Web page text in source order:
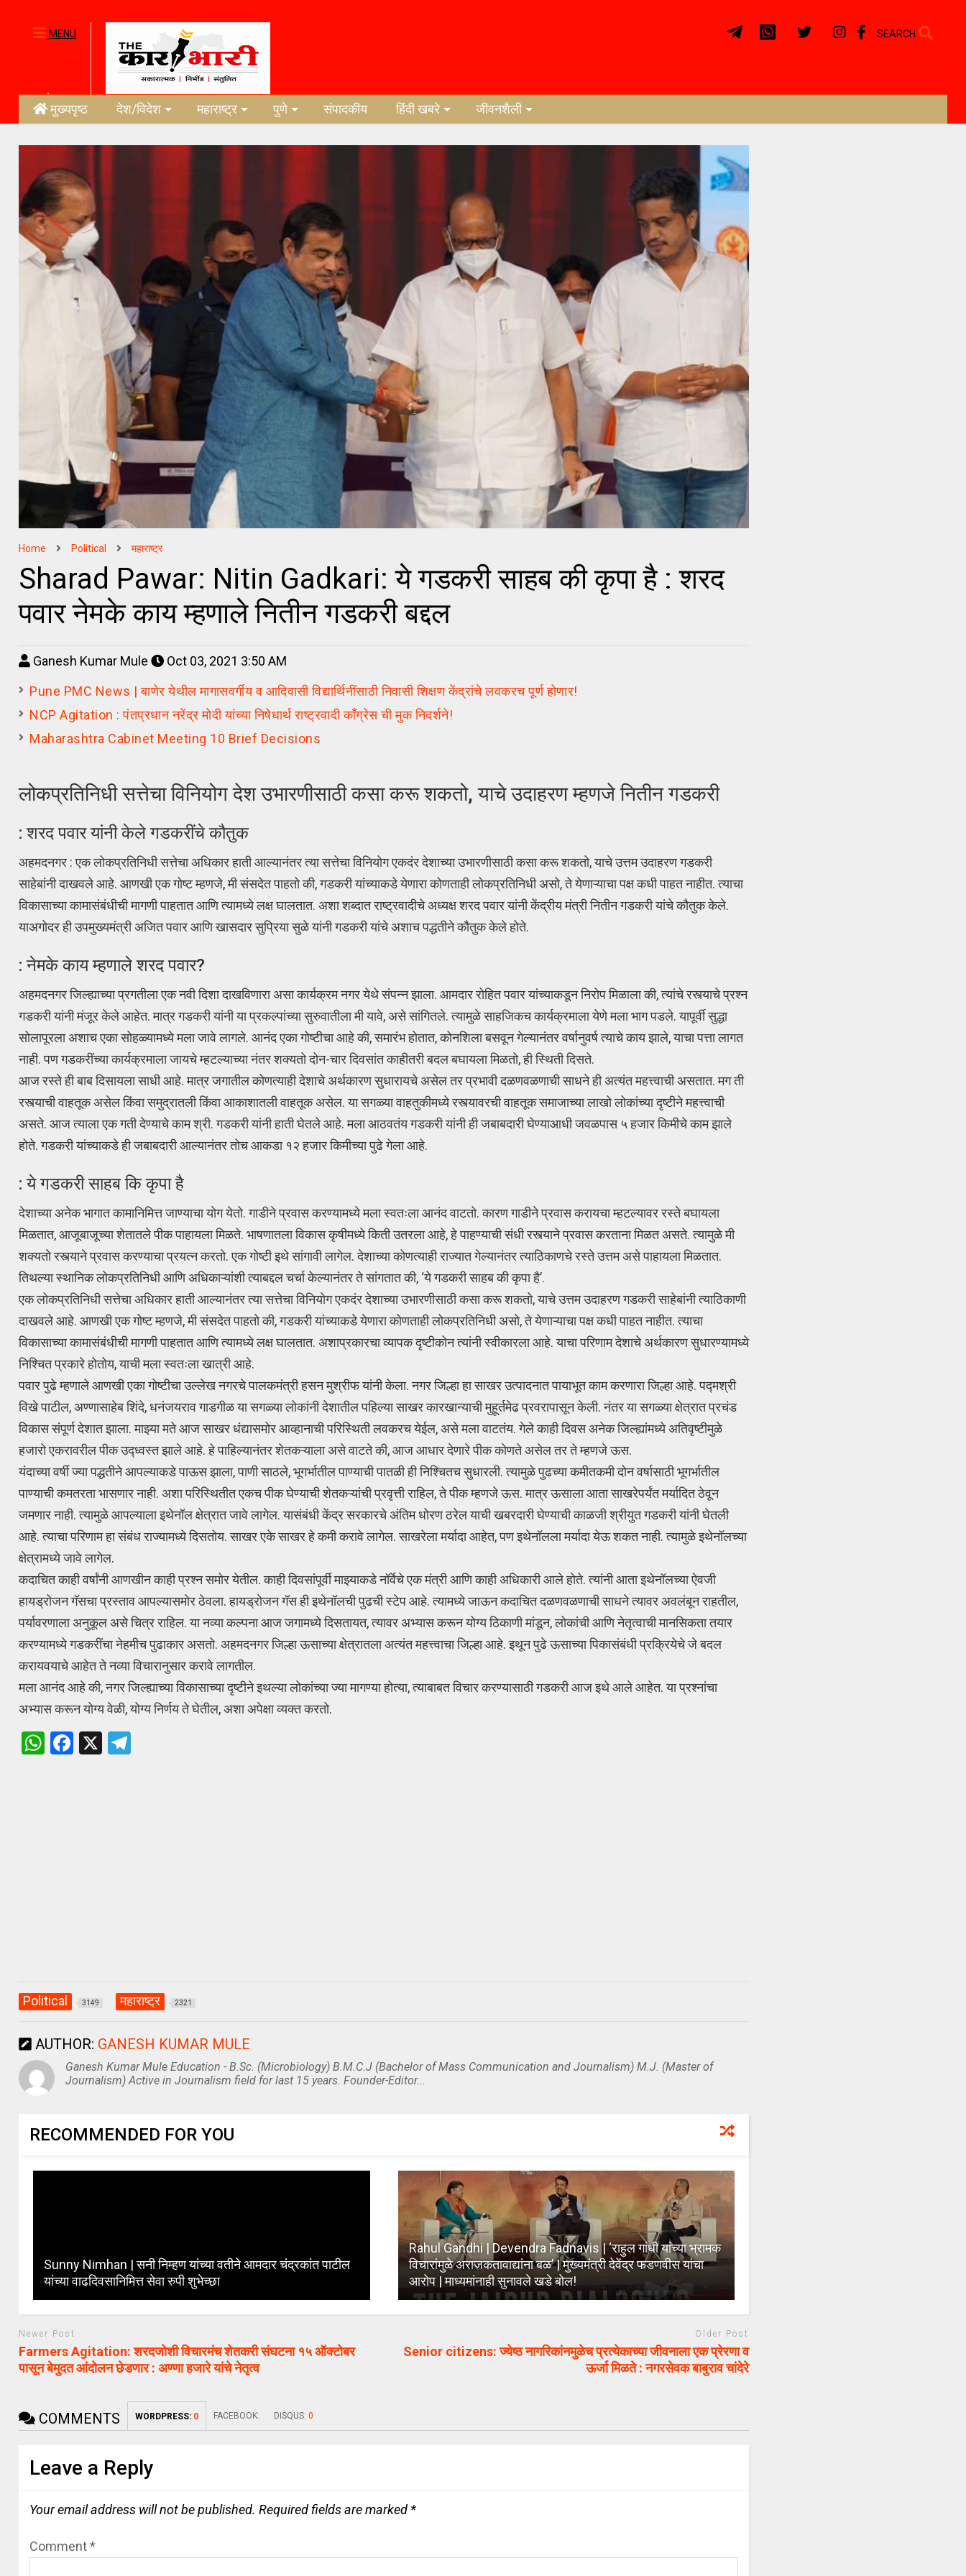
MENU SEARCH
मुख्यपृष्ठ देश/विदेश महाराष्ट्र पुणे संपादकीय हिंदी खबरे जीवनशैली
Home Political महाराष्ट्र
Sharad Pawar: Nitin Gadkari: ये गडकरी साहब की कृपा है : शरद
पवार नेमके काय म्हणाले नितीन गडकरी बद्दल
Ganesh Kumar Mule
Oct 03, 2021 3:50 AM
Pune PMC News | बाणेर येथील मागासवर्गीय व आदिवासी विद्यार्थिनींसाठी निवासी शिक्षण केंद्रांचे लवकरच पूर्ण होणार!
NCP Agitation : पंतप्रधान नरेंद्र मोदी यांच्या निषेधार्थ राष्ट्रवादी काँग्रेस ची मुक निदर्शने!
Maharashtra Cabinet Meeting 10 Brief Decisions
लोकप्रतिनिधी सत्तेचा विनियोग देश उभारणीसाठी कसा करू शकतो, याचे उदाहरण म्हणजे नितीन गडकरी
: शरद पवार यांनी केले गडकरींचे कौतुक
अहमदनगर : एक लोकप्रतिनिधी सत्तेचा अधिकार हाती आल्यानंतर त्या सत्तेचा विनियोग एकदंर देशाच्या उभारणीसाठी कसा करू शकतो, याचे उत्तम उदाहरण गडकरी
साहेबांनी दाखवले आहे. आणखी एक गोष्ट म्हणजे, मी संसदेत पाहतो की, गडकरी यांच्याकडे येणारा कोणताही लोकप्रतिनिधी असो, ते येणाऱ्याचा पक्ष कधी पाहत नाहीत. त्याचा
विकासाच्या कामासंबंधीची मागणी पाहतात आणि त्यामध्ये लक्ष घालतात. अशा शब्दात राष्ट्रवादीचे अध्यक्ष शरद पवार यांनी केंद्रीय मंत्री नितीन गडकरी यांचे कौतुक केले.
याअगोदर ही उपमुख्यमंत्री अजित पवार आणि खासदार सुप्रिया सुळे यांनी गडकरी यांचे अशाच पद्धतीने कौतुक केले होते.
: नेमके काय म्हणाले शरद पवार?
अहमदनगर जिल्ह्याच्या प्रगतीला एक नवी दिशा दाखविणारा असा कार्यक्रम नगर येथे संपन्न झाला. आमदार रोहित पवार यांच्याकडून निरोप मिळाला की, त्यांचे रस्त्याचे प्रश्न
गडकरी यांनी मंजूर केले आहेत. मात्र गडकरी यांनी या प्रकल्पांच्या सुरुवातीला मी यावे, असे सांगितले. त्यामुळे साहजिकच कार्यक्रमाला येणे मला भाग पडले. यापूर्वी सुद्धा
सोलापूरला अशाच एका सोहळ्यामध्ये मला जावे लागले. आनंद एका गोष्टीचा आहे की, समारंभ होतात, कोनशिला बसवून गेल्यानंतर वर्षानुवर्ष त्याचे काय झाले, याचा पत्ता लागत
नाही. पण गडकरींच्या कार्यक्रमाला जायचे म्हटल्याच्या नंतर शक्यतो दोन-चार दिवसांत काहीतरी बदल बघायला मिळतो, ही स्थिती दिसते.
आज रस्ते ही बाब दिसायला साधी आहे. मात्र जगातील कोणत्याही देशाचे अर्थकारण सुधारायचे असेल तर प्रभावी दळणवळणाची साधने ही अत्यंत महत्त्वाची असतात. मग ती
रस्त्याची वाहतूक असेल किंवा समुद्रातली किंवा आकाशातली वाहतूक असेल. या सगळ्या वाहतुकीमध्ये रस्त्यावरची वाहतूक समाजाच्या लाखो लोकांच्या दृष्टीने महत्त्वाची
असते. आज त्याला एक गती देण्याचे काम श्री. गडकरी यांनी हाती घेतले आहे. मला आठवतंय गडकरी यांनी ही जबाबदारी घेण्याआधी जवळपास ५ हजार किमीचे काम झाले
होते. गडकरी यांच्याकडे ही जबाबदारी आल्यानंतर तोच आकडा १२ हजार किमीच्या पुढे गेला आहे.
: ये गडकरी साहब कि कृपा है
देशाच्या अनेक भागात कामानिमित्त जाण्याचा योग येतो. गाडीने प्रवास करण्यामध्ये मला स्वतःला आनंद वाटतो. कारण गाडीने प्रवास करायचा म्हटल्यावर रस्ते बघायला
मिळतात, आजूबाजूच्या शेतातले पीक पाहायला मिळते. भाषणातला विकास कृषीमध्ये किती उतरला आहे, हे पाहण्याची संधी रस्त्याने प्रवास करताना मिळत असते. त्यामुळे मी
शक्यतो रस्त्याने प्रवास करण्याचा प्रयत्न करतो. एक गोष्टी इथे सांगावी लागेल. देशाच्या कोणत्याही राज्यात गेल्यानंतर त्याठिकाणचे रस्ते उत्तम असे पाहायला मिळतात.
तिथल्या स्थानिक लोकप्रतिनिधी आणि अधिकाऱ्यांशी त्याबद्दल चर्चा केल्यानंतर ते सांगतात की, ‘ये गडकरी साहब की कृपा है’.
एक लोकप्रतिनिधी सत्तेचा अधिकार हाती आल्यानंतर त्या सत्तेचा विनियोग एकदंर देशाच्या उभारणीसाठी कसा करू शकतो, याचे उत्तम उदाहरण गडकरी साहेबांनी त्याठिकाणी
दाखवले आहे. आणखी एक गोष्ट म्हणजे, मी संसदेत पाहतो की, गडकरी यांच्याकडे येणारा कोणताही लोकप्रतिनिधी असो, ते येणाऱ्याचा पक्ष कधी पाहत नाहीत. त्याचा
विकासाच्या कामासंबंधीची मागणी पाहतात आणि त्यामध्ये लक्ष घालतात. अशाप्रकारचा व्यापक दृष्टीकोन त्यांनी स्वीकारला आहे. याचा परिणाम देशाचे अर्थकारण सुधारण्यामध्ये
निश्चित प्रकारे होतोय, याची मला स्वतःला खात्री आहे.
पवार पुढे म्हणाले आणखी एका गोष्टीचा उल्लेख नगरचे पालकमंत्री हसन मुश्रीफ यांनी केला. नगर जिल्हा हा साखर उत्पादनात पायाभूत काम करणारा जिल्हा आहे. पद्मश्री
विखे पाटील, अण्णासाहेब शिंदे, धनंजयराव गाडगीळ या सगळ्या लोकांनी देशातील पहिल्या साखर कारखान्याची मुहूर्तमेढ प्रवरापासून केली. नंतर या सगळ्या क्षेत्रात प्रचंड
विकास संपूर्ण देशात झाला. माझ्या मते आज साखर धंद्यासमोर आव्हानाची परिस्थिती लवकरच येईल, असे मला वाटतंय. गेले काही दिवस अनेक जिल्ह्यांमध्ये अतिवृष्टीमुळे
हजारो एकरावरील पीक उद्ध्वस्त झाले आहे. हे पाहिल्यानंतर शेतकऱ्याला असे वाटते की, आज आधार देणारे पीक कोणते असेल तर ते म्हणजे ऊस.
यंदाच्या वर्षी ज्या पद्धतीने आपल्याकडे पाऊस झाला, पाणी साठले, भूगर्भातील पाण्याची पातळी ही निश्चितच सुधारली. त्यामुळे पुढच्या कमीतकमी दोन वर्षासाठी भूगर्भातील
पाण्याची कमतरता भासणार नाही. अशा परिस्थितीत एकच पीक घेण्याची शेतकऱ्यांची प्रवृत्ती राहिल, ते पीक म्हणजे ऊस. मात्र ऊसाला आता साखरेपर्यंत मर्यादित ठेवून
जमणार नाही. त्यामुळे आपल्याला इथेनॉल क्षेत्रात जावे लागेल. यासंबंधी केंद्र सरकारचे अंतिम धोरण ठरेल याची खबरदारी घेण्याची काळजी श्रीयुत गडकरी यांनी घेतली
आहे. त्याचा परिणाम हा संबंध राज्यामध्ये दिसतोय. साखर एके साखर हे कमी करावे लागेल. साखरेला मर्यादा आहेत, पण इथेनॉलला मर्यादा येऊ शकत नाही. त्यामुळे इथेनॉलच्या
क्षेत्रामध्ये जावे लागेल.
कदाचित काही वर्षांनी आणखीन काही प्रश्न समोर येतील. काही दिवसांपूर्वी माझ्याकडे नॉर्वेचे एक मंत्री आणि काही अधिकारी आले होते. त्यांनी आता इथेनॉलच्या ऐवजी
हायड्रोजन गॅसचा प्रस्ताव आपल्यासमोर ठेवला. हायड्रोजन गॅस ही इथेनॉलची पुढची स्टेप आहे. त्यामध्ये जाऊन कदाचित दळणवळणाची साधने त्यावर अवलंबून राहतील,
पर्यावरणाला अनुकूल असे चित्र राहिल. या नव्या कल्पना आज जगामध्ये दिसतायत, त्यावर अभ्यास करून योग्य ठिकाणी मांडून, लोकांची आणि नेतृत्वाची मानसिकता तयार
करण्यामध्ये गडकरींचा नेहमीच पुढाकार असतो. अहमदनगर जिल्हा ऊसाच्या क्षेत्रातला अत्यंत महत्त्वाचा जिल्हा आहे. इथून पुढे ऊसाच्या पिकासंबंधी प्रक्रियेचे जे बदल
करायवयाचे आहेत ते नव्या विचारानुसार करावे लागतील.
मला आनंद आहे की, नगर जिल्ह्याच्या विकासाच्या दृष्टीने इथल्या लोकांच्या ज्या मागण्या होत्या, त्याबाबत विचार करण्यासाठी गडकरी आज इथे आले आहेत. या प्रश्नांचा
अभ्यास करून योग्य वेळी, योग्य निर्णय ते घेतील, अशा अपेक्षा व्यक्त करतो.
W F
X
Political 3149 महाराष्ट्र 2321
AUTHOR: GANESH KUMAR MULE
Ganesh Kumar Mule Education - B.Sc. (Microbiology) B.M.C.J (Bachelor of Mass Communication and Journalism) M.J. (Master of
Journalism) Active in Journalism field for last 15 years. Founder-Editor...
RECOMMENDED FOR YOU
Sunny Nimhan | सनी निम्हण यांच्या वतीने आमदार चंद्रकांत पाटील
यांच्या वाढदिवसानिमित्त सेवा रुपी शुभेच्छा
Rahul Gandhi | Devendra Fadnavis | ‘राहुल गांधी यांच्या भ्रामक
विचारांमुळे अराजकतावाद्यांना बळ’ | मुख्यमंत्री देवेंद्र फडणवीस यांचा
आरोप | माध्यमांनाही सुनावले खडे बोल!
Newer Post
Farmers Agitation: शरदजोशी विचारमंच शेतकरी संघटना १५ ऑक्टोबर
पासून बेमुदत आंदोलन छेडणार : अण्णा हजारे यांचे नेतृत्व
Older Post
Senior citizens: ज्येष्ठ नागरिकांनमुळेच प्रत्येकाच्या जीवनाला एक प्रेरणा व
ऊर्जा मिळते : नगरसेवक बाबुराव चांदेरे
COMMENTS WORDPRESS: 0 FACEBOOK: DISQUS:0
Leave a Reply
Your email address will not be published. Required fields are marked *
Comment*